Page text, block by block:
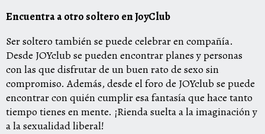
Encuentra a otro soltero en JoyClub
Ser soltero también se puede celebrar en compañía.
Desde JOYclub se pueden encontrar planes y personas
con las que disfrutar de un buen rato de sexo sin
compromiso. Además, desde el foro de JOYclub se puede
encontrar con quién cumplir esa fantasía que hace tanto
tiempo tienes en mente. ¡Rienda suelta a la imaginación y
a la sexualidad liberal!